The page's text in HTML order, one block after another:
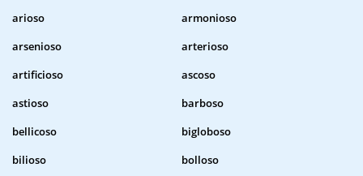
arioso
armonioso
arsenioso
arterioso
artificioso
ascoso
astioso
barboso
bellicoso
bigloboso
bilioso
bolloso